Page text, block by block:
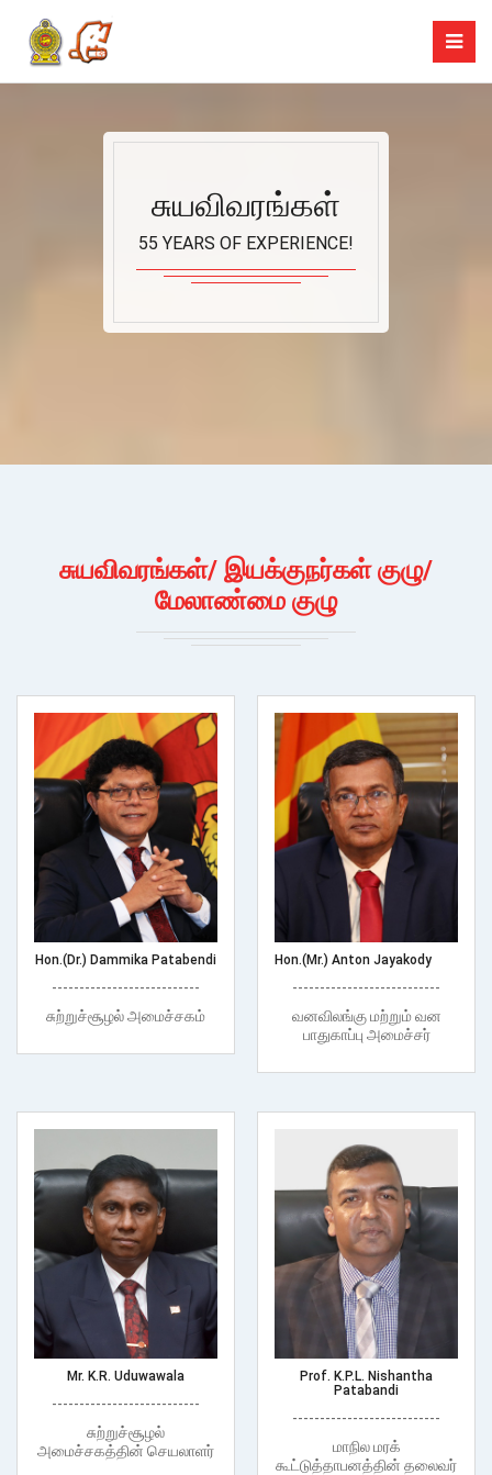
சுயவிவரங்கள்
55 YEARS OF EXPERIENCE!
சுயவிவரங்கள்/ இயக்குநர்கள் குழு/
மேலாண்மை குழு
Hon.(Dr.) Dammika Patabendi
---------------------------
சுற்றுச்சூழல் அமைச்சகம்
Hon.(Mr.) Anton Jayakody
---------------------------
வனவிலங்கு மற்றும் வன
பாதுகாப்பு அமைச்சர்
Mr. K.R. Uduwawala
---------------------------
சுற்றுச்சூழல்
அமைச்சகத்தின் செயலாளர்
Prof. K.P.L. Nishantha
Patabandi
---------------------------
மாநில மரக்
கூட்டுத்தாபனத்தின் தலைவர்